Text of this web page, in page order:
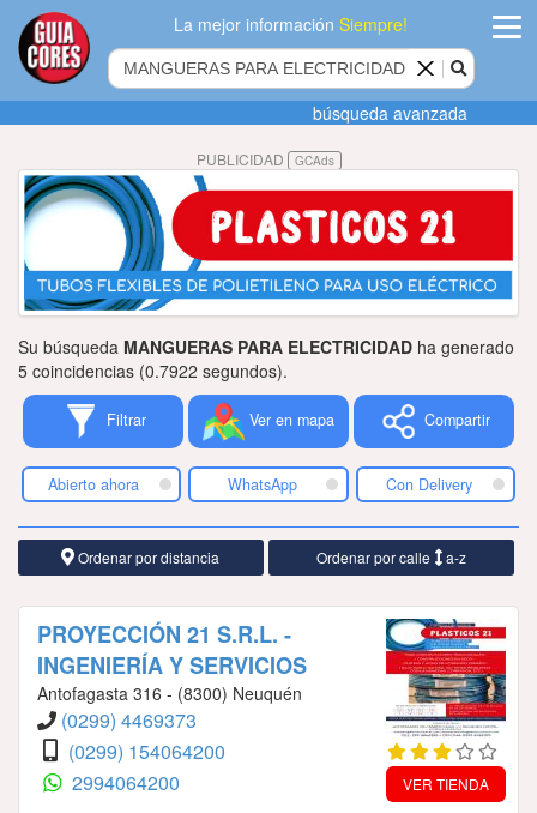
La mejor informaciónSiempre!
Agregar
empresa
Actualizar
datos
Publicidad
Tiendacores
Contactenos
búsqueda avanzada
PUBLICIDAD GCAds
Su búsqueda MANGUERAS PARA ELECTRICIDAD ha generado
5 coincidencias (0.7922 segundos).
Filtrar Ver en mapa Compartir
Abierto ahora WhatsApp Con Delivery
Ordenar por distancia Ordenar por calle a-z
PROYECCIÓN 21 S.R.L. -
INGENIERÍA Y SERVICIOS
Antofagasta 316 - (8300) Neuquén
(0299) 4469373
(0299) 154064200
2994064200
VER TIENDA